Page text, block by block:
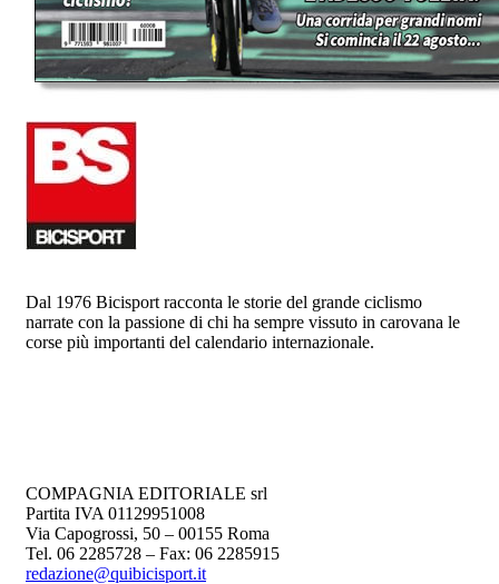
Dal 1976 Bicisport racconta le storie del grande ciclismo
narrate con la passione di chi ha sempre vissuto in carovana le
corse più importanti del calendario internazionale.
COMPAGNIA EDITORIALE srl
Partita IVA 01129951008
Via Capogrossi, 50 – 00155 Roma
Tel. 06 2285728 – Fax: 06 2285915
redazione@quibicisport.it